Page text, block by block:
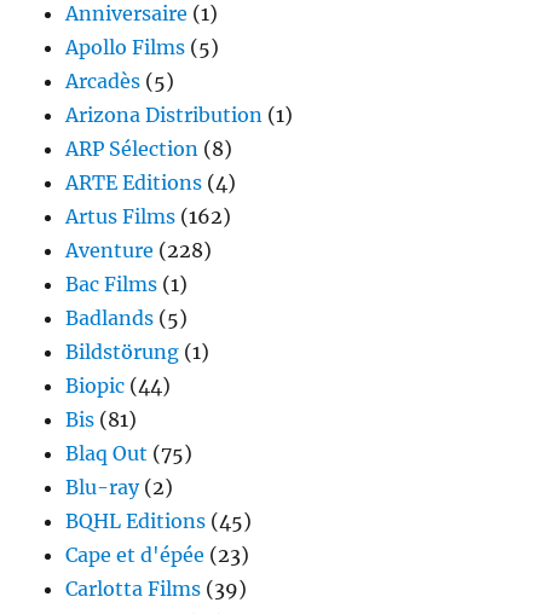
Anniversaire (1)
Apollo Films (5)
Arcadès (5)
Arizona Distribution (1)
ARP Sélection (8)
ARTE Editions (4)
Artus Films (162)
Aventure (228)
Bac Films (1)
Badlands (5)
Bildstörung (1)
Biopic (44)
Bis (81)
Blaq Out (75)
Blu-ray(2)
BQHL Editions (45)
Cape et d'épée (23)
Carlotta Films (39)